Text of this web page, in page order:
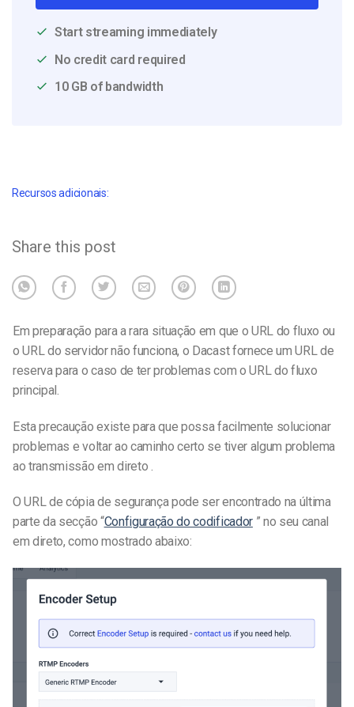
Start streaming immediately
No credit card required
10 GB of bandwidth
Recursos adicionais:
Share this post
Em preparação para a rara situação em que o URL do fluxo ou
o URL do servidor não funciona, o Dacast fornece um URL de
reserva para o caso de ter problemas com o URL do fluxo
principal.
Esta precaução existe para que possa facilmente solucionar
problemas e voltar ao caminho certo se tiver algum problema
ao transmissão em direto .
O URL de cópia de segurança pode ser encontrado na última
parte da secção “Configuração do codificador ” no seu canal
em direto, como mostrado abaixo: